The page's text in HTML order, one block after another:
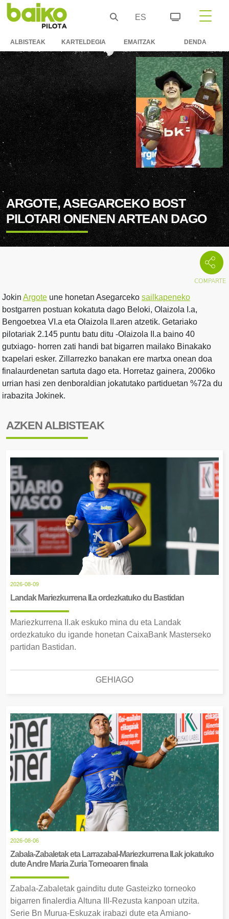
ES
ALBISTEAK KARTELDEGIA EMAITZAK DENDA
ARGOTE, ASEGARCEKO BOST
PILOTARI ONENEN ARTEAN DAGO
Jokin Argote une honetan Asegarceko sailkapeneko
bostgarren postuan kokatuta dago Beloki, Olaizola I.a,
Bengoetxea VI.a eta Olaizola II.aren atzetik. Getariako
pilotariak 2.145 puntu batu ditu -Olaizola II.a baino 40
gutxiago- horren zati handi bat bigarren mailako Binakako
txapelari esker. Zillarrezko banakan ere martxa onean doa
finalaurdenetan sartuta dago eta. Horretaz gainera, 2006ko
urrian hasi zen denboraldian jokatutako partiduetan %72a du
irabazita Jokinek.
AZKEN ALBISTEAK
2026-08-09
Landak Mariezkurrena II.a ordezkatuko du Bastidan
Mariezkurrena II.ak eskuko mina du eta Landak
ordezkatuko du igande honetan CaixaBank Masterseko
partidan Bastidan.
GEHIAGO
2026-08-06
Zabala-Zabaletak eta Larrazabal-Mariezkurrena II.ak jokatuko
dute Andre Maria Zuria Torneoaren finala
Zabala-Zabaletak gainditu dute Gasteizko torneoko
bigarren finalerdia Altuna III-Rezusta kanpoan utzita.
Serie Bn Murua-Eskuzak irabazi dute eta Amiano-